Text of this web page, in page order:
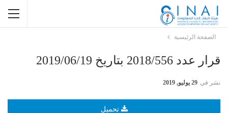
الصفحة الرئيسية
قرار عدد 2018/556 بتاريخ 2019/06/19
نشر في 29 يوليو, 2019
تحميل